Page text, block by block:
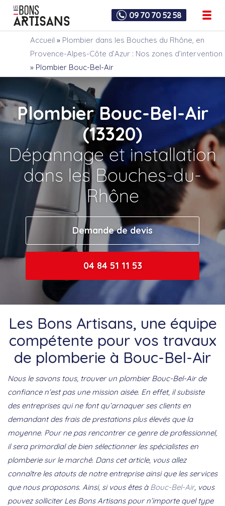
09 70 70 52 58
Accueil » Plombier dans les Bouches du Rhône, en
Provence-Alpes-Côte d’Azur : Nos zones d’intervention
» Plombier Bouc-Bel-Air
Plombier Bouc-Bel-Air
(13320)
Dépannage et installation
dans les Bouches-du-
Rhône
Demande de devis
04 84 51 11 53
Les Bons Artisans, une équipe
compétente pour vos travaux
de plomberie à Bouc-Bel-Air
Nous le savons tous, trouver un plombier Bouc-Bel-Air de
confiance n’est pas une mission aisée. En effet, il subsiste
des entreprises qui ne font qu’arnaquer ses clients en
demandant des frais de prestations plus élevés que la
moyenne. Pour ne pas rencontrer ce genre de professionnel,
il sera primordial de bien sélectionner les spécialistes en
plomberie sur le marché. Dans cet article, vous allez
connaître les atouts de notre entreprise ainsi que les services
que nous proposons. Ainsi, si vous êtes à Bouc-Bel-Air, vous
pouvez solliciter Les Bons Artisans pour n’importe quel type